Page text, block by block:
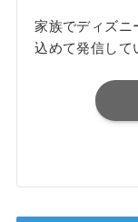
家族でディズニ
込めて発信して